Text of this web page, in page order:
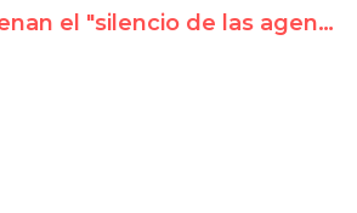
50 ONGs condenan el "silencio de las agencias de la ONU en Venezuela" frente a la escasez de alimentos